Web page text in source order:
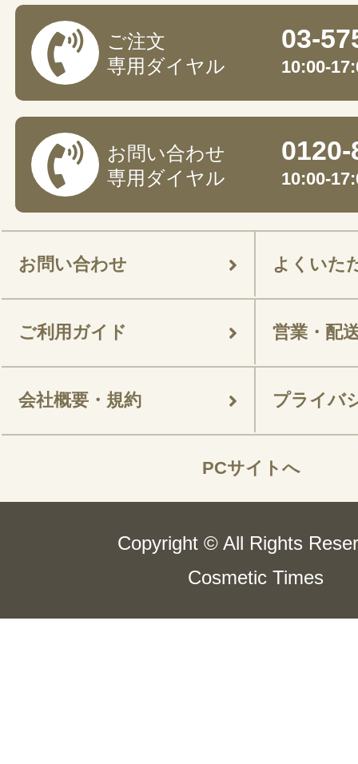
ご注文
専用ダイヤル
03-
10:00-
お問い合わせ
専用ダイヤル
10:00-
お問い合わせ よくいた
ご利用ガイド 営業・配
会社概要・規約 プライバ
PCサイトへ
Copyright © All Rights
Cosmetic Times